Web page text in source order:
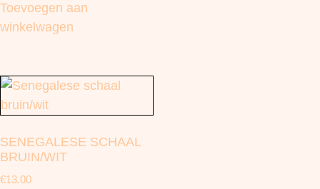
Toevoegen aan
winkelwagen
SENEGALESE SCHAAL
BRUIN/WIT
€13.00